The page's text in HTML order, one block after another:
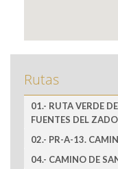
Rutas
01.- RUTA VERDE
FUENTES DEL
02.- PR-A-13.
04.- CAMINO DE